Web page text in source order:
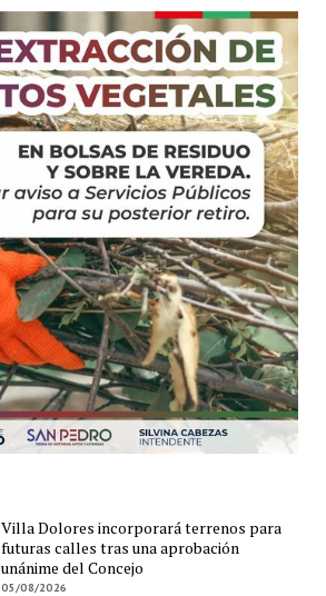
Villa Dolores incorporará terrenos para
futuras calles tras una aprobación
unánime del Concejo
05/08/2026